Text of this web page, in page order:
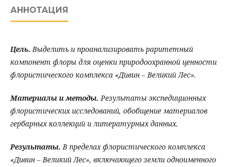
АННОТАЦИЯ
Цель. Выделить и проанализировать раритетный
компонент флоры для оценки природоохранной ценности
флористического комплекса «Дивин – Великий Лес».
Материалы и методы. Результаты экспедиционных
флористических исследований, обобщение материалов
гербарных коллекций и литературных данных.
Результаты. В пределах флористического комплекса
«Дивин – Великий Лес», включающего земли одноименного